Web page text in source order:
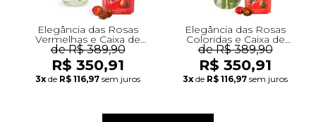
Elegância das Rosas
Vermelhas e Caixa de
Bombons Lindt
de R$ 389,90
R$ 350,91
3x de R$ 116,97 sem juros
Elegância das Rosas
Coloridas e Caixa de
Bombons Lindt
de R$ 389,90
R$ 350,91
3x de R$ 116,97 sem juros